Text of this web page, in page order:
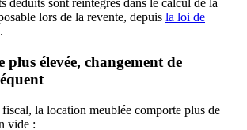
déduits sont réintégrés dans le calcul de la
lors de la revente, depuis la loi de
.
plus élevée, changement de
la location meublée comporte plus de
vide :